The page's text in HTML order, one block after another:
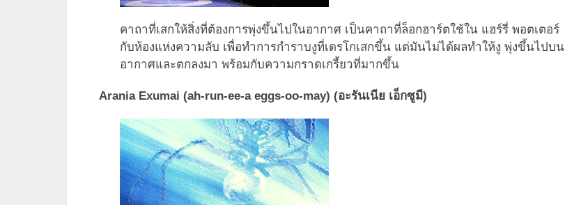
คาถาที่เสกให้สิ่งที่ต้องการพุ่งขึ้นไปในอากาศ เป็นคาถาที่ล็อกฮาร์ตใช้ใน แฮร์รี่ พอตเตอร์
กับห้องแห่งความลับ เพื่อทำการกำราบงูที่เดรโกเสกขึ้น แต่มันไม่ได้ผลทำให้งู พุ่งขึ้นไปบน
อากาศและตกลงมา พร้อมกับความกราดเกรี้ยวที่มากขึ้น
Arania Exumai (ah-run-ee-a eggs-oo-may) (อะรันเนีย เอ็กซูมี)